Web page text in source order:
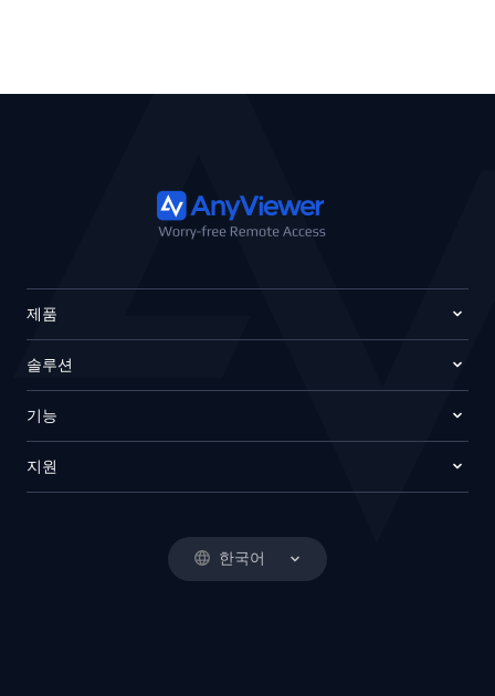
한국어
제품
솔루션
기능
지원